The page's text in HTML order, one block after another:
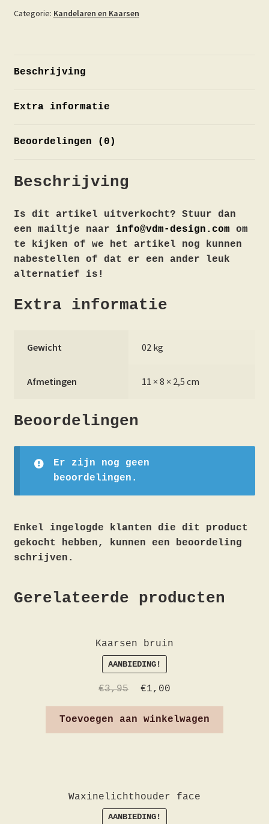
Categorie: Kandelaren en Kaarsen
Beschrijving
Extra informatie
Beoordelingen (0)
Beschrijving
Is dit artikel uitverkocht? Stuur dan
een mailtje naar info@vdm-design.com om
te kijken of we het artikel nog kunnen
nabestellen of dat er een ander leuk
alternatief is!
Extra informatie
Gewicht 02 kg
Afmetingen 11 × 8 × 2,5 cm
Beoordelingen
Er zijn nog geen
beoordelingen.
Enkel ingelogde klanten die dit product
gekocht hebben, kunnen een beoordeling
schrijven.
Gerelateerde producten
Kaarsen bruin
AANBIEDING!
€3,95 €1,00
Toevoegen aan winkelwagen
Waxinelichthouder face
AANBIEDING!